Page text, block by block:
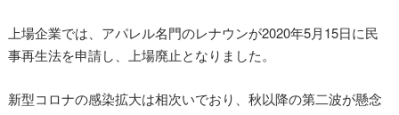
上場企業では、アパレル名門のレナウンが2020年5月15日に民
事再生法を申請し、上場廃止となりました。
新型コロナの感染拡大は相次いでおり、秋以降の第二波が懸念